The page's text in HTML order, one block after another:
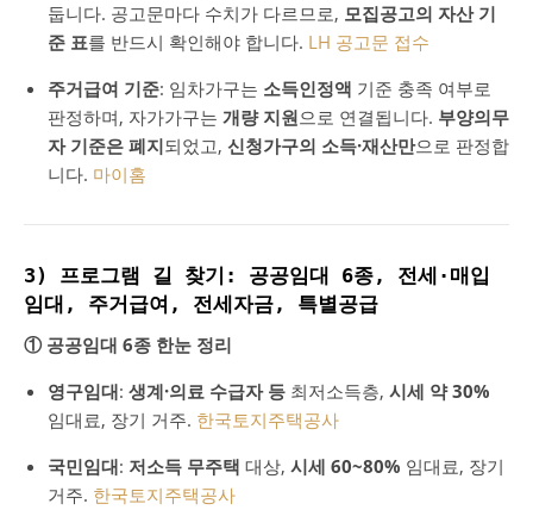
둡니다. 공고문마다 수치가 다르므로, 모집공고의 자산 기
준 표를 반드시 확인해야 합니다. LH 공고문 접수
주거급여 기준: 임차가구는 소득인정액 기준 충족 여부로
판정하며, 자가가구는 개량 지원으로 연결됩니다. 부양의무
자 기준은 폐지되었고, 신청가구의 소득·재산만으로 판정합
니다. 마이홈
3) 프로그램 길 찾기: 공공임대 6종, 전세·매입
임대, 주거급여, 전세자금, 특별공급
① 공공임대 6종 한눈 정리
영구임대: 생계·의료 수급자 등 최저소득층, 시세 약 30%
임대료, 장기 거주. 한국토지주택공사
국민임대: 저소득 무주택 대상, 시세 60~80% 임대료, 장기
거주. 한국토지주택공사